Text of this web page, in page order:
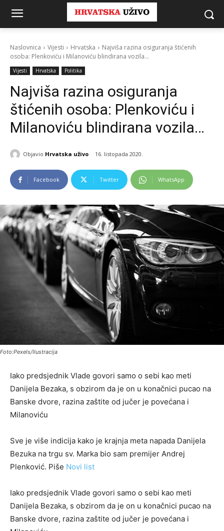
Naslovnica Vijesti Hrvatska
Najviša razina osiguranja štićenih
osoba: Plenkoviću i Milanoviću blindirana vozila...
Vijesti Hrvatska Politika
Najviša razina osiguranja
štićenih osoba: Plenkoviću i
Milanoviću blindirana vozila…
Objavio Hrvatska uživo 16. listopada 2020.
Facebook Twitter WhatsApp
Foto:Pexels/Ilustracija
Iako predsjednik Vlade govori samo o sebi kao meti
Danijela Bezaka, s obzirom da je on u konačnici pucao na
Banske dvore, razina zaštite od jučer je povećana i
Milanoviću
Sve je više indicija kako je krajnja meta napada Danijela
Bezuka na trgu sv. Marka bio sam premijer Andrej
Plenković. Piše Novi list
Iako predsjednik Vlade govori samo o sebi kao meti
Danijela Bezaka, s obzirom da je on u konačnici pucao na
Banske dvore, razina zaštite od jučer je povećana i